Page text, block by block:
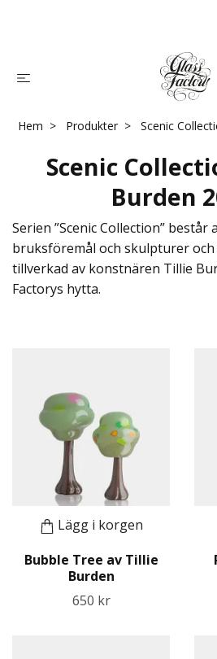
Hem Produkter Scenic
Scenic
Burden
Serien ”Scenic Collection”
bruksföremål och skulpturer
tillverkad av konstnären Tillie
Factorys hytta.
Lägg i korgen
Bubble Tree av Tillie
Burden
650 kr